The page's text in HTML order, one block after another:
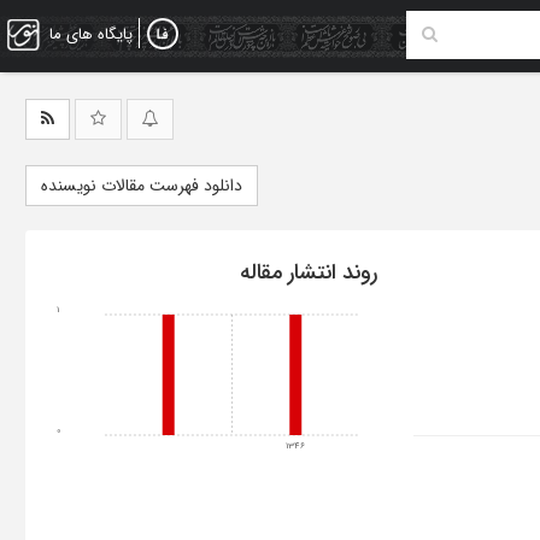
پایگاه های ما
دانلود فهرست مقالات نویسنده
روند انتشار مقاله
1346
0
1